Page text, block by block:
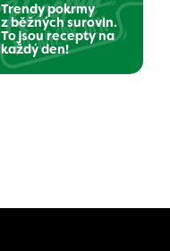
Trendy pokrmy
z běžných surovin.
To jsou recepty na
každý den!